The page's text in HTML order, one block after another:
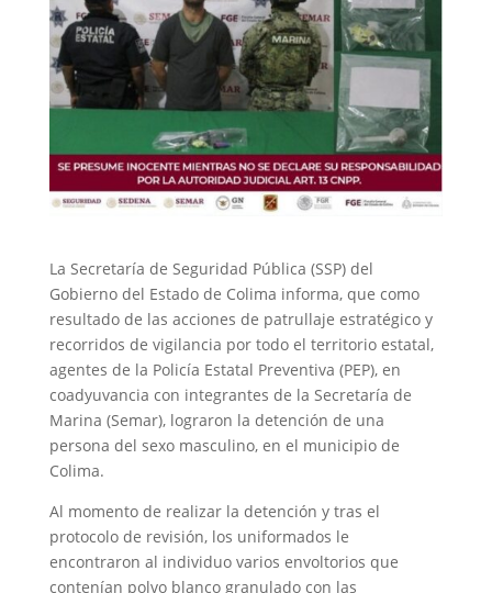
La Secretaría de Seguridad Pública (SSP) del
Gobierno del Estado de Colima informa, que como
resultado de las acciones de patrullaje estratégico y
recorridos de vigilancia por todo el territorio estatal,
agentes de la Policía Estatal Preventiva (PEP), en
coadyuvancia con integrantes de la Secretaría de
Marina (Semar), lograron la detención de una
persona del sexo masculino, en el municipio de
Colima.
Al momento de realizar la detención y tras el
protocolo de revisión, los uniformados le
encontraron al individuo varios envoltorios que
contenían polvo blanco granulado con las